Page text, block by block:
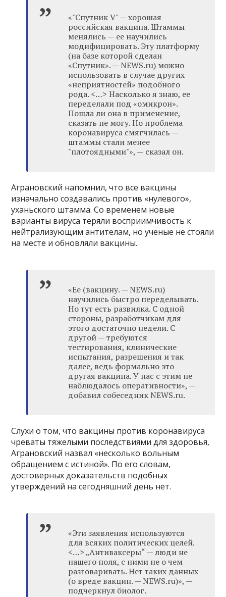
«"Спутник V" — хорошая
российская вакцина. Штаммы
менялись — ее научились
модифицировать. Эту платформу
(на базе которой сделан
«Спутник». — NEWS.ru) можно
использовать в случае других
«неприятностей» подобного
рода. <…> Насколько я знаю, ее
переделали под «омикрон».
Пошла ли она в применение,
сказать не могу. Но проблема
коронавируса смягчилась —
штаммы стали менее
"плотоядными"», — сказал он.
Аграновский напомнил, что все вакцины
изначально создавались против «нулевого»,
уханьского штамма. Со временем новые
варианты вируса теряли восприимчивость к
нейтрализующим антителам, но ученые не стояли
на месте и обновляли вакцины.
«Ее (вакцину. — NEWS.ru)
научились быстро переделывать.
Но тут есть развилка. С одной
стороны, разработчикам для
этого достаточно недели. С
другой — требуются
тестирования, клинические
испытания, разрешения и так
далее, ведь формально это
другая вакцина. У нас с этим не
наблюдалось оперативности», —
добавил собеседник NEWS.ru.
Слухи о том, что вакцины против коронавируса
чреваты тяжелыми последствиями для здоровья,
Аграновский назвал «несколько вольным
обращением с истиной». По его словам,
достоверных доказательств подобных
утверждений на сегодняшний день нет.
«Эти заявления используются
для всяких политических целей.
<…> „Антиваксеры“ — люди не
нашего поля, с ними не о чем
разговаривать. Нет таких данных
(о вреде вакцин. — NEWS.ru)», —
подчеркнул биолог.